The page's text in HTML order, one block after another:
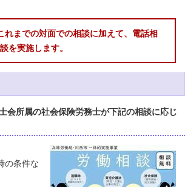
れまでの対面での相談に加えて、電話相
を実施します。
会所属の社会保険労務士が下記の相談に応じ
の条件な